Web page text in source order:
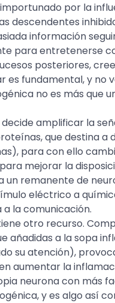
por la
descendentes
información
para entretenerse
posteriores,
fundamental, y no
no es más que
amplificar la
que destina a
para con ello
mejorar la
un remanente de
eléctrico a
a la comunicación.
otro recurso.
añadidas a la sopa
su atención),
aumentar la
neurona con más
y es algo así